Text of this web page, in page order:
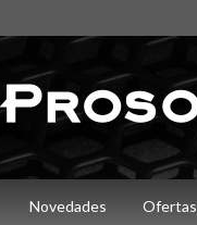
Novedades Ofertas